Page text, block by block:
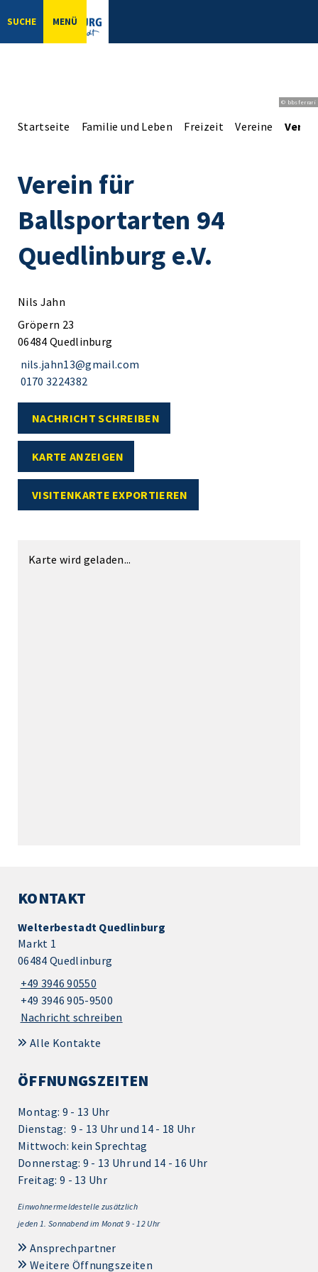
SUCHE MENÜ
© bbsferrari
Startseite Familie und Leben Freizeit Vereine
Verein für
Ballsportarten 94
Quedlinburg e.V.
Nils Jahn
Gröpern 23
06484 Quedlinburg
nils.jahn13@gmail.com
0170 3224382
NACHRICHT SCHREIBEN
KARTE ANZEIGEN
VISITENKARTE EXPORTIEREN
Karte wird geladen...
KONTAKT
Welterbestadt Quedlinburg
Markt 1
06484 Quedlinburg
+49 3946 90550
+49 3946 905-9500
Nachricht schreiben
Alle Kontakte
ÖFFNUNGSZEITEN
Montag: 9 - 13 Uhr
Dienstag: 9 - 13 Uhr und 14 - 18 Uhr
Mittwoch: kein Sprechtag
Donnerstag: 9 - 13 Uhr und 14 - 16 Uhr
Freitag: 9 - 13 Uhr
Einwohnermeldestelle zusätzlich
jeden 1. Sonnabend im Monat 9 - 12 Uhr
Ansprechpartner
Weitere Öffnungszeiten